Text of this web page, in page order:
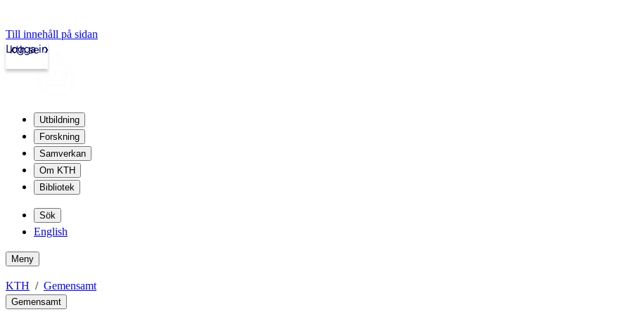
Till innehåll på sidan
kth.se
Logga in
Utbildning
Forskning
Samverkan
Om KTH
Bibliotek
Sök
English
Meny
KTH Gemensamt
Gemensamt